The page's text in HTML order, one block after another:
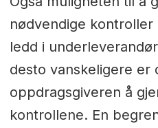
nødvendige kontroller
ledd i
desto vanskeligere er
oppdragsgiveren å
kontrollene. En